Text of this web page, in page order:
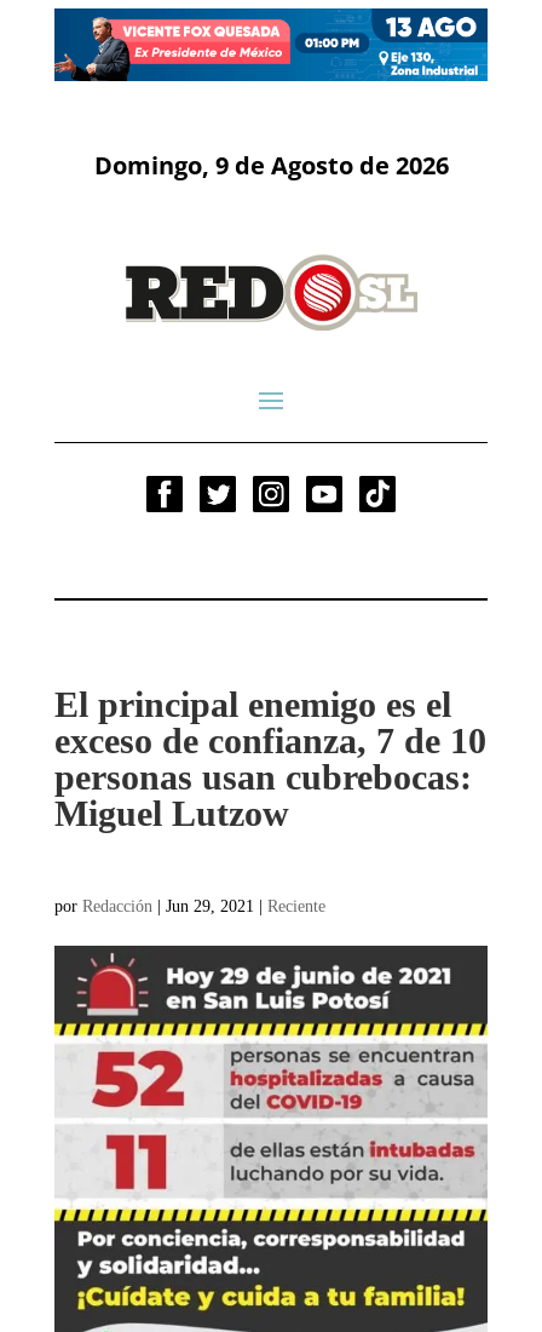
Domingo, 9 de Agosto de 2026
El principal enemigo es el
exceso de confianza, 7 de 10
personas usan cubrebocas:
Miguel Lutzow
por Redacción | Jun 29, 2021 | Reciente